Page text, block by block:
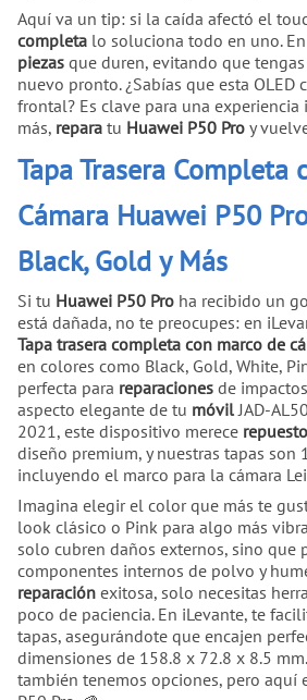
Aquí va un tip: si la caída afectó el
completa lo soluciona todo en uno.
piezas que duren, evitando que
nuevo pronto. ¿Sabías que esta OLED
frontal? Es clave para una experiencia
más, repara tu Huawei P50 Pro y
Tapa Trasera Completa
Cámara Huawei P50
Black, Gold y Más
Si tu Huawei P50 Pro ha recibido un
está dañada, no te preocupes: en
Tapa trasera completa con marco de
en colores como Black, Gold, White,
perfecta para reparaciones de
aspecto elegante de tu móvil JAD-
2021, este dispositivo merece
diseño premium, y nuestras tapas son
incluyendo el marco para la cámara
Imagina elegir el color que más te
look clásico o Pink para algo más
solo cubren daños externos, sino que
componentes internos de polvo y
reparación exitosa, solo necesitas
poco de paciencia. En iLevante, te
tapas, asegurándote que encajen
dimensiones de 158.8 x 72.8 x 8.5
también tenemos opciones, pero aquí